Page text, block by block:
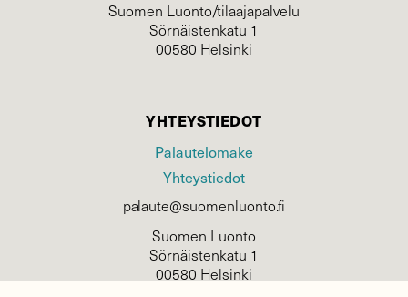
Suomen Luonto/tilaajapalvelu
Sörnäistenkatu 1
00580 Helsinki
YHTEYSTIEDOT
Palautelomake
Yhteystiedot
palaute@suomenluonto.fi
Suomen Luonto
Sörnäistenkatu 1
00580 Helsinki